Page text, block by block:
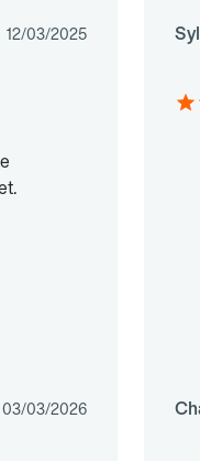
12/03/2025
03/03/2026